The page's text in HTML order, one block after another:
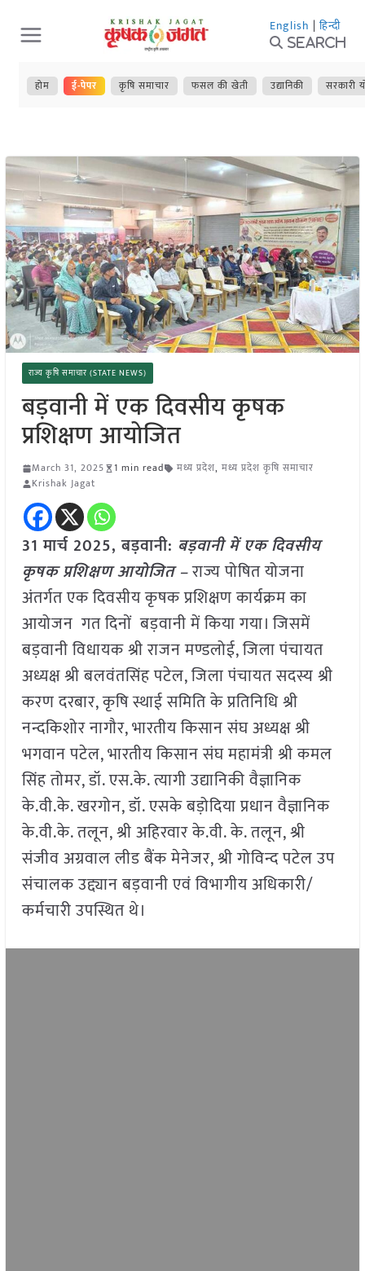
Skip
to
content
English | हिन्दी
Search
होम ई-पेपर कृषि समाचार फसल की खेती उद्यानिकी सरकारी
राज्य कृषि समाचार (STATE NEWS)
बड़वानी में एक दिवसीय कृषक
प्रशिक्षण आयोजित
March 31, 2025 1 min read मध्य प्रदेश, मध्य प्रदेश कृषि समाचार
Krishak Jagat
31 मार्च 2025,बड़वानी: बड़वानी में एक दिवसीय
कृषक प्रशिक्षण आयोजित –राज्य पोषित योजना
अंतर्गत एक दिवसीय कृषक प्रशिक्षण कार्यक्रम का
आयोजन गत दिनों बड़वानी में किया गया। जिसमें
बड़वानी विधायक श्री राजन मण्डलोई, जिला पंचायत
अध्यक्ष श्री बलवंतसिंह पटेल, जिला पंचायत सदस्य श्री
करण दरबार, कृषि स्थाई समिति के प्रतिनिधि श्री
नन्दकिशोर नागौर, भारतीय किसान संघ अध्यक्ष श्री
भगवान पटेल, भारतीय किसान संघ महामंत्री श्री कमल
सिंह तोमर, डॉ. एस.के. त्यागी उद्यानिकी वैज्ञानिक
के.वी.के. खरगोन, डॉ. एसके बड़ोदिया प्रधान वैज्ञानिक
के.वी.के. तलून, श्री अहिरवार के.वी. के. तलून, श्री
संजीव अग्रवाल लीड बैंक मेनेजर, श्री गोविन्द पटेल उप
संचालक उद्द्यान बड़वानी एवं विभागीय अधिकारी/
कर्मचारी उपस्थित थे।